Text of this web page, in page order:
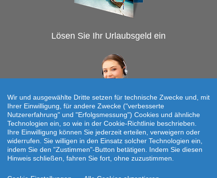
Lösen Sie Ihr Urlaubsgeld ein
Individuelle Reiseanfrage!
Travelcheck © 2026
Startseite|AGB|Kontakt|Impressum
|Datenschutz
Wir und ausgewählte Dritte setzen für technische Zwecke und, mit
Ihrer Einwilligung, für andere Zwecke ("verbesserte
Nutzererfahrung" und "Erfolgsmessung") Cookies und ähnliche
Technologien ein, so wie in der Cookie-Richtlinie beschrieben.
Ihre Einwilligung können Sie jederzeit erteilen, verweigern oder
widerrufen. Sie willigen in den Einsatz solcher Technologien ein,
indem Sie den "Zustimmen"-Button betätigen. Indem Sie diesen
Hinweis schließen, fahren Sie fort, ohne zuzustimmen.